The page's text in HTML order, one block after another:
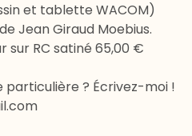
et tablette WACOM)
Jean Giraud Moebius.
sur RC satiné 65,00 €
particulière ? Écrivez-moi !